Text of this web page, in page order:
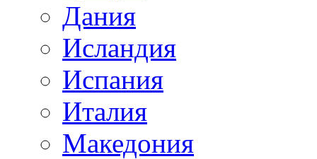
Дания
Исландия
Испания
Италия
Македония